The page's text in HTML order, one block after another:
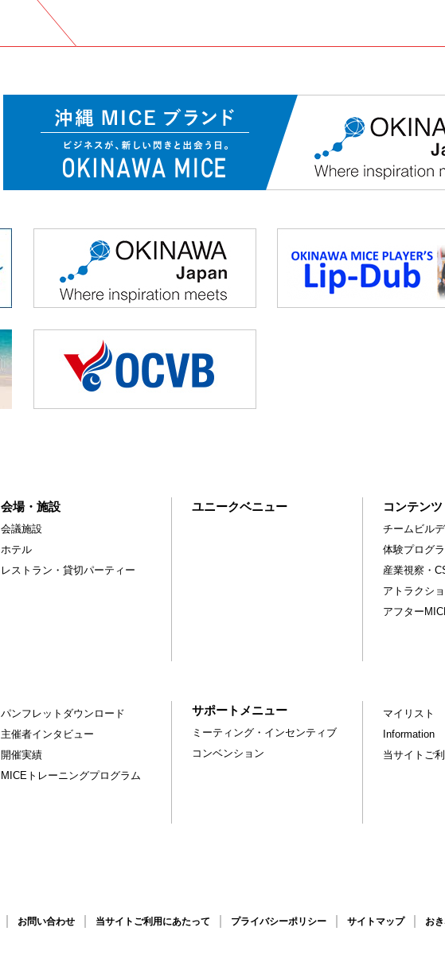
会場・施設
会議施設
ホテル
レストラン・貸切パーティー
ユニークベニュー コンテンツ
チームビル
体験プログ
産業視察・
アトラクシ
アフター
パンフレットダウンロード
主催者インタビュー
開催実績
MICEトレーニングプログラム
サポートメニュー
ミーティング・インセンティブ
コンベンション
マイリスト
Information
当サイトご
お問い合わせ 当サイトご利用にあたって プライバシーポリシー サイトマップ お